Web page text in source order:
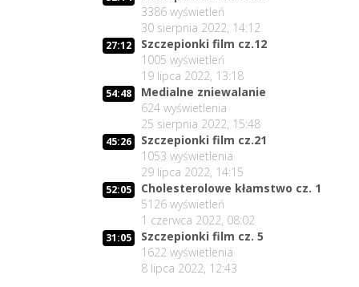
3386 wyświetleń
30 sierpnia 2022, 14:12
27:12
Szczepionki film cz.12
1005 wyświetleń
19 lipca 2022, 13:18
54:48
Medialne zniewalanie
624 wyświetlenia
25 sierpnia 2022, 15:48
45:26
Szczepionki film cz.21
1053 wyświetlenia
29 lipca 2022, 14:15
52:05
Cholesterolowe kłamstwo cz. 1
5126 wyświetleń
1 czerwca 2022, 08:02
31:05
Szczepionki film cz. 5
1622 wyświetlenia
8 lipca 2022, 12:43